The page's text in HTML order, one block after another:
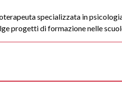
specializzata in
progetti di formazione nelle